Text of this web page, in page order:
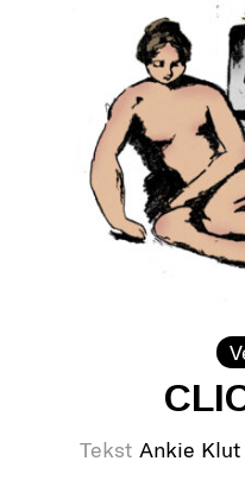
Tekst Ankie Klut